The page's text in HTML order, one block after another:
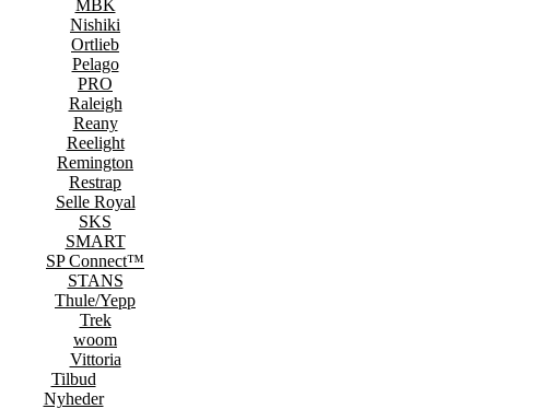
MBK
Nishiki
Ortlieb
Pelago
PRO
Raleigh
Reany
Reelight
Remington
Restrap
Selle Royal
SKS
SMART
SP Connect™
STANS
Thule/Yepp
Trek
woom
Vittoria
Tilbud
Nyheder